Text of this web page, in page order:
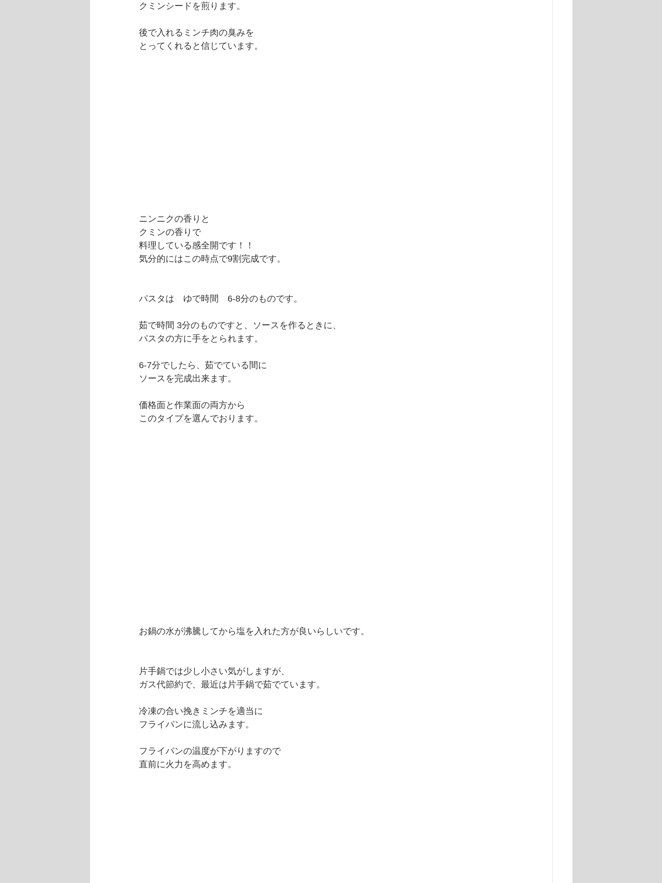
クミンシードを煎ります。
後で入れるミンチ肉の臭みを
とってくれると信じています。
ニンニクの香りと
クミンの香りで
料理している感全開です！！
気分的にはこの時点で9割完成です。
パスタは　ゆで時間　6-8分のものです。
茹で時間 3分のものですと、ソースを作るときに、
パスタの方に手をとられます。
6-7分でしたら、茹でている間に
ソースを完成出来ます。
価格面と作業面の両方から
このタイプを選んでおります。
お鍋の水が沸騰してから塩を入れた方が良いらしいです。
片手鍋では少し小さい気がしますが、
ガス代節約で、最近は片手鍋で茹でています。
冷凍の合い挽きミンチを適当に
フライパンに流し込みます。
フライパンの温度が下がりますので
直前に火力を高めます。